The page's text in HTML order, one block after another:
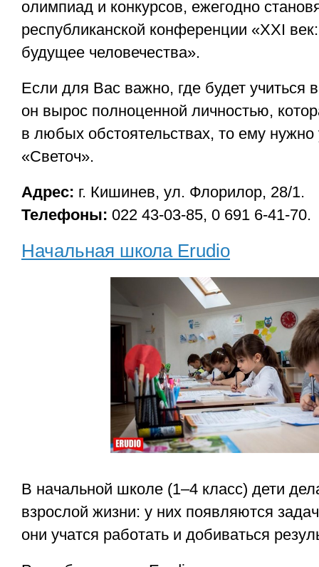
олимпиад и конкурсов, ежегодно
республиканской конференции «XXI
будущее человечества».
Если для Вас важно, где будет учиться
он вырос полноценной личностью,
в любых обстоятельствах, то ему нужно
«Светоч».
Адрес: г. Кишинев, ул. Флорилор, 28/1.
Телефоны: 022 43-03-85, 0 691 6-41-70.
Начальная школа Erudio
В начальной школе (1–4 класс) дети
взрослой жизни: у них появляются
они учатся работать и добиваться